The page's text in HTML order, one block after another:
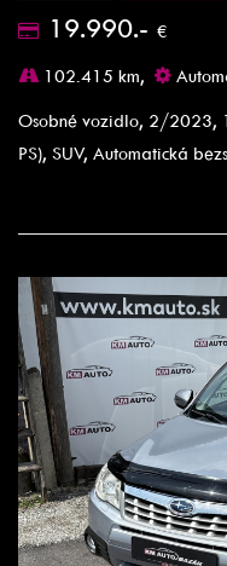
19.990.- €
102.415 km,
Osobné vozidlo, 2/2023,
PS), SUV, Automatická